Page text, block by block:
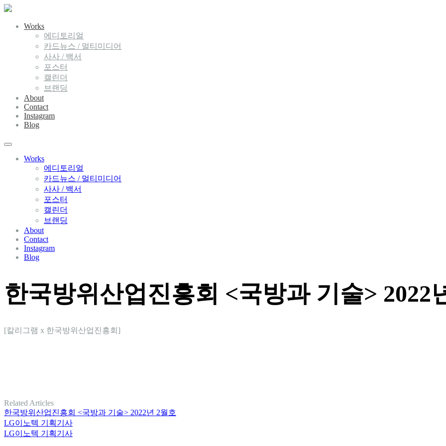
Works
에디토리얼
카드뉴스 / 멀티미디어
사사 / 백서
포스터
캘린더
브랜딩
About
Contact
Instagram
Blog
Works
에디토리얼
카드뉴스 / 멀티미디어
사사 / 백서
포스터
캘린더
브랜딩
About
Contact
Instagram
Blog
한국방위산업진흥회 <국방과 기술> 2022
[칼리그램 x 한국방위산업진흥회]
Related Articles
한국방위산업진흥회 <국방과 기술> 2022년 2월호
LG이노텍 기획기사
LG이노텍 기획기사